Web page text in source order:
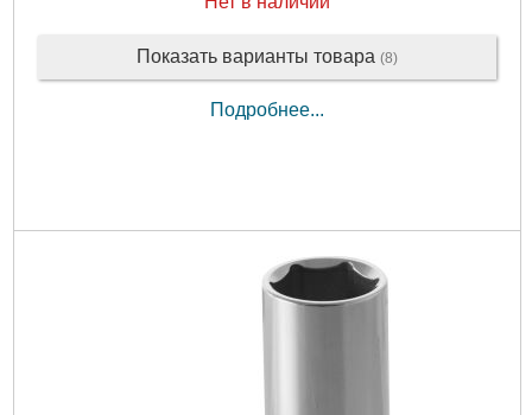
Показать варианты товара (8)
Подробнее...